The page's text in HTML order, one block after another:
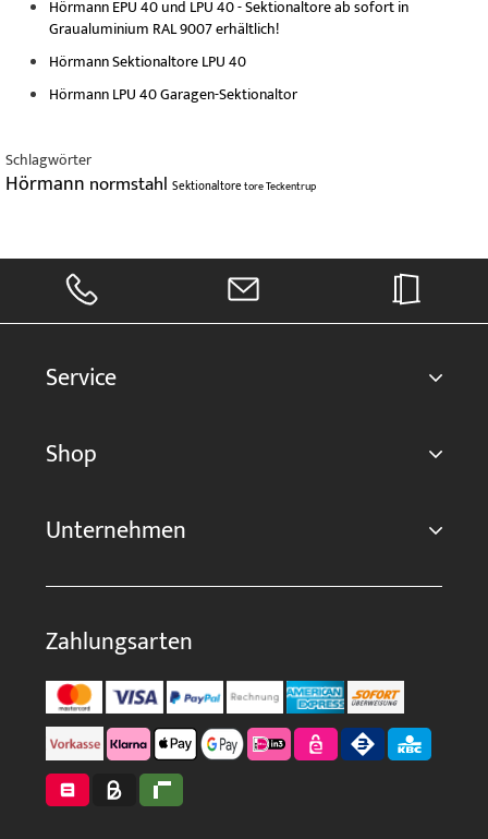
Hörmann EPU 40 und LPU 40 - Sektionaltore ab sofort in
Graualuminium RAL 9007 erhältlich!
Hörmann Sektionaltore LPU 40
Hörmann LPU 40 Garagen-Sektionaltor
Schlagwörter
Hörmann normstahl SektionaltoretoreTeckentrup
Service
Shop
Unternehmen
Zahlungsarten